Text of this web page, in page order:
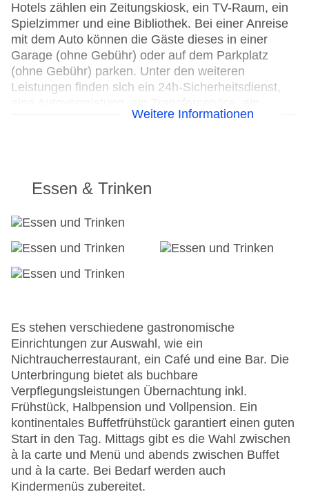
Hotels zählen ein Zeitungskiosk, ein TV-Raum, ein
Spielzimmer und eine Bibliothek. Bei einer Anreise
mit dem Auto können die Gäste dieses in einer
Garage (ohne Gebühr) oder auf dem Parkplatz
(ohne Gebühr) parken. Unter den weiteren
Leistungen finden sich ein 24h-Sicherheitsdienst,
Zimmerservice, ein Wäscheservice, ein Friseur,
Center gerne weiter und bietet ein Faxgerät an.
Parkplatz
Check-in von: 14:00:00
Konferenzraum
Hotelsafe
WLAN/WiFi im Hotel
Lift
Anzahl der Konferenzräume: 1
Anzahl der Aufzüge: 1
Zimmerservice
Gesamtanzahl der Zimmer: 130
Pools:Kinderbecken, Outdoor Pool,
Sonnenschirme am Pool, Liegen am Pool
Zahlungsarten: American Express, EC Maestro,
Mastercard, Visa
Weitere Informationen
Essen & Trinken
Es stehen verschiedene gastronomische
Einrichtungen zur Auswahl, wie ein
Nichtraucherrestaurant, ein Café und eine Bar. Die
Unterbringung bietet als buchbare
Verpflegungsleistungen Übernachtung inkl.
Frühstück, Halbpension und Vollpension. Ein
kontinentales Buffetfrühstück garantiert einen guten
Start in den Tag. Mittags gibt es die Wahl zwischen
à la carte und Menü und abends zwischen Buffet
und à la carte. Bei Bedarf werden auch
Kindermenüs zubereitet.